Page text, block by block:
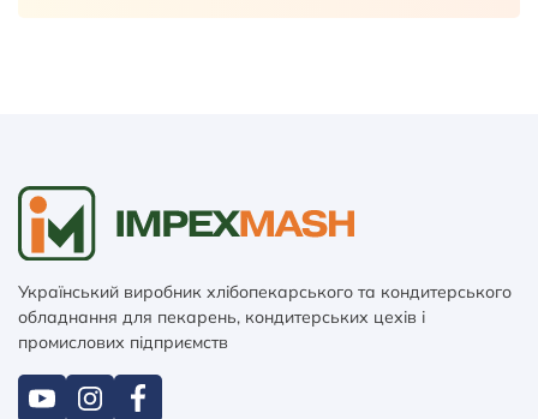
Український виробник хлібопекарського та кондитерського
обладнання для пекарень, кондитерських цехів і
промислових підприємств